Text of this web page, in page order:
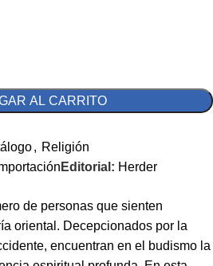
AL CARRITO
, Religión
Editorial: Herder
de personas que sienten
oriental. Decepcionados por la
encuentran en el budismo la